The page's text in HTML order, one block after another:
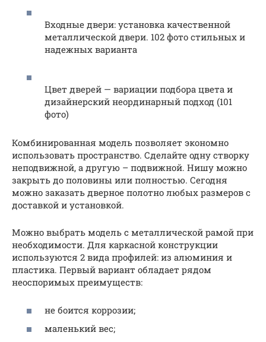
Входные двери: установка качественной
металлической двери. 102 фото стильных и
надежных варианта
Цвет дверей — вариации подбора цвета и
дизайнерский неординарный подход (101
фото)
Комбинированная модель позволяет экономно
использовать пространство. Сделайте одну створку
неподвижной, а другую – подвижной. Нишу можно
закрыть до половины или полностью. Сегодня
можно заказать дверное полотно любых размеров с
доставкой и установкой.
Можно выбрать модель с металлической рамой при
необходимости. Для каркасной конструкции
используются 2 вида профилей: из алюминия и
пластика. Первый вариант обладает рядом
неоспоримых преимуществ:
не боится коррозии;
маленький вес;